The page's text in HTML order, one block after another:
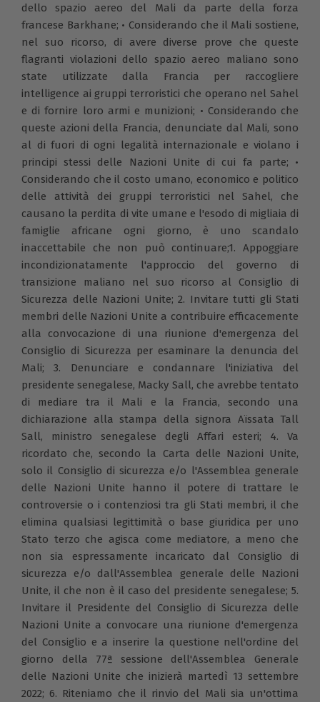
dello spazio aereo del Mali da parte della forza
francese Barkhane; • Considerando che il Mali sostiene,
nel suo ricorso, di avere diverse prove che queste
flagranti violazioni dello spazio aereo maliano sono
state utilizzate dalla Francia per raccogliere
intelligence ai gruppi terroristici che operano nel Sahel
e di fornire loro armi e munizioni; • Considerando che
queste azioni della Francia, denunciate dal Mali, sono
al di fuori di ogni legalità internazionale e violano i
principi stessi delle Nazioni Unite di cui fa parte; •
Considerando che il costo umano, economico e politico
delle attività dei gruppi terroristici nel Sahel, che
causano la perdita di vite umane e l'esodo di migliaia di
famiglie africane ogni giorno, è uno scandalo
inaccettabile che non può continuare;1. Appoggiare
incondizionatamente l'approccio del governo di
transizione maliano nel suo ricorso al Consiglio di
Sicurezza delle Nazioni Unite; 2. Invitare tutti gli Stati
membri delle Nazioni Unite a contribuire efficacemente
alla convocazione di una riunione d'emergenza del
Consiglio di Sicurezza per esaminare la denuncia del
Mali; 3. Denunciare e condannare l'iniziativa del
presidente senegalese, Macky Sall, che avrebbe tentato
di mediare tra il Mali e la Francia, secondo una
dichiarazione alla stampa della signora Aïssata Tall
Sall, ministro senegalese degli Affari esteri; 4. Va
ricordato che, secondo la Carta delle Nazioni Unite,
solo il Consiglio di sicurezza e/o l'Assemblea generale
delle Nazioni Unite hanno il potere di trattare le
controversie o i contenziosi tra gli Stati membri, il che
elimina qualsiasi legittimità o base giuridica per uno
Stato terzo che agisca come mediatore, a meno che
non sia espressamente incaricato dal Consiglio di
sicurezza e/o dall'Assemblea generale delle Nazioni
Unite, il che non è il caso del presidente senegalese; 5.
Invitare il Presidente del Consiglio di Sicurezza delle
Nazioni Unite a convocare una riunione d'emergenza
del Consiglio e a inserire la questione nell'ordine del
giorno della 77ª sessione dell'Assemblea Generale
delle Nazioni Unite che inizierà martedì 13 settembre
2022; 6. Riteniamo che il rinvio del Mali sia un'ottima